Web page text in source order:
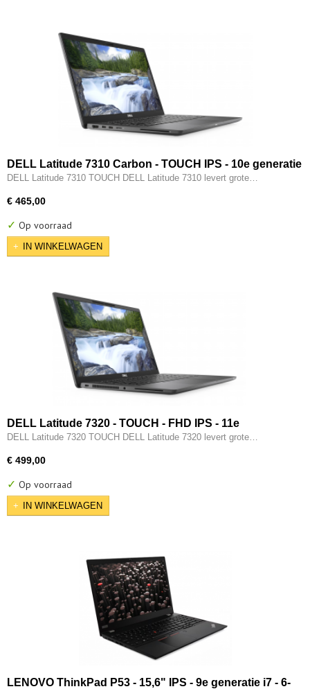
DELL Latitude 7310 Carbon - TOUCH IPS - 10e generatie
i7 - 6-CORE - 16GB - 512GB SSD - Intel UHD - 2x Type-C -
DELL Latitude 7310 TOUCH DELL Latitude 7310 levert grote…
€ 465,00
✓ Op voorraad
IN WINKELWAGEN
DELL Latitude 7320 - TOUCH - FHD IPS - 11e
generatie i7 - 16GB - 512GB SSD - Intel Iris XE - 2x
DELL Latitude 7320 TOUCH DELL Latitude 7320 levert grote…
€ 499,00
✓ Op voorraad
IN WINKELWAGEN
LENOVO ThinkPad P53 - 15,6" IPS - 9e generatie i7 - 6-